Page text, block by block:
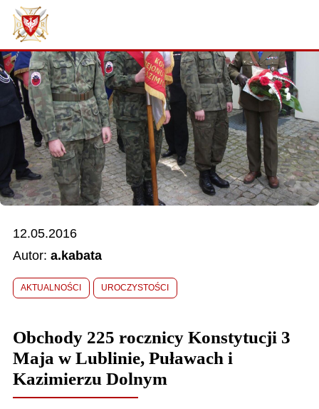
AKTUALNOŚCI
O ZWIĄZKU
DOKUMENTY
WŁADZE
RELACJE FILMOWE
KONKURSY
12.05.2016
Autor: a.kabata
AKTUALNOŚCI UROCZYSTOŚCI
Obchody 225 rocznicy Konstytucji 3
Maja w Lublinie, Puławach i
Kazimierzu Dolnym